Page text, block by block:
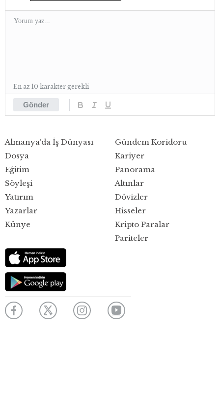
Gönder
En az 10 karakter gerekli
Almanya’da İş Dünyası
Dosya
Eğitim
Gündem Koridoru
Kariyer
Panorama
Söyleşi
Yatırım
Yazarlar
Künye
Altınlar
Dövizler
Hisseler
Kripto Paralar
Pariteler